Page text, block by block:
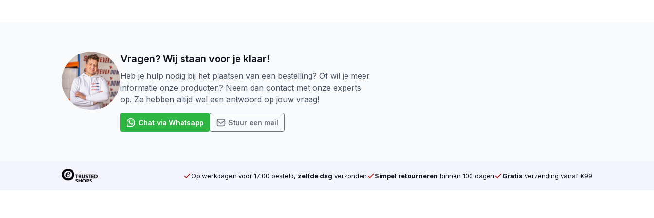
schroeven. Bij Voldraad schroeven loopt het draad helemaal tot boven. ook komt er bij Voldraad schroeven minder kracht op het hout als je
twee stukken aan elkaar wilt verbinden.
De aandrijving van een Schroef is ook heel belangrijk. Er zijn verschillende soorten, denk bijvoorbeeld aan de Kruiskop (Pozidriv). Dat is tot nu
toe de meest voorkomende Schroef op de markt. In opkomst zijn de Torx schroeven. Door Torx aandrijving heeft uw gereedschap veel grip
op de schroef zodat uw machine niet doorslipt. Dat is één van de reden waarom wij alleen Torx schroeven verkopen. Ook verkopen wij voor
elke schroef de juiste Bijpassende Bit. Koop daarom al u schroeven online bij schroevendump.nl
geen kijkvenster meer zodat er bij afvalscheiding geen plastic meer in verwerkt is.
Vragen? Wij staan voor je klaar!
Heb je hulp nodig bij het plaatsen van een bestelling? Of wil je meer
informatie onze producten? Neem dan contact met onze experts
op. Ze hebben altijd wel een antwoord op jouw vraag!
Chat via Whatsapp Stuur een mail
Op werkdagen voor 17:00 besteld, zelfde dag verzonden Simpel retourneren binnen 100 dagen Gratis verzending vanaf €99